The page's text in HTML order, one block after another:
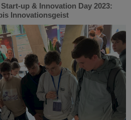
up & Innovation Day 2023:
Innovationsgeist